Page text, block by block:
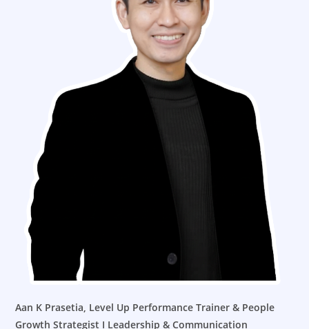
Aan K Prasetia, Level Up Performance Trainer & People
Growth Strategist I Leadership & Communication